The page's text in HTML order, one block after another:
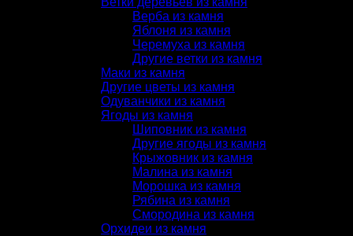
Верба из камня
Яблоня из камня
Черемуха из камня
Другие ветки из камня
Маки из камня
Другие цветы из камня
Одуванчики из камня
Ягоды из камня
Шиповник из камня
Другие ягоды из камня
Крыжовник из камня
Малина из камня
Морошка из камня
Рябина из камня
Смородина из камня
Орхидеи из камня